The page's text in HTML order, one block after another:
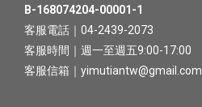
B-168074204-00001-1
客服電話｜04-2439-2073
客服時間｜週一至週五9:00-17:00
客服信箱｜yimutiantw@gmail.com